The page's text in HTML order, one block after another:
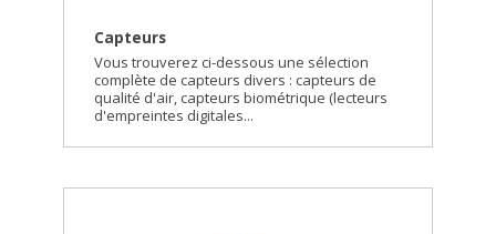
Capteurs
Vous trouverez ci-dessous une sélection
complète de capteurs divers : capteurs de
qualité d'air, capteurs biométrique (lecteurs
d'empreintes digitales...